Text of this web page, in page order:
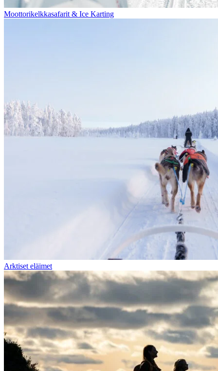
Moottorikelkkasafarit & Ice Karting
Arktiset eläimet